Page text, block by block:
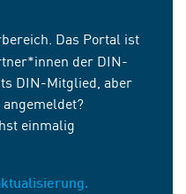
Das Portal ist
der DIN-
DIN-Mitglied, aber
einmalig